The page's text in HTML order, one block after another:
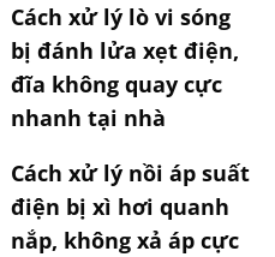
Cách xử lý lò vi sóng
bị đánh lửa xẹt điện,
đĩa không quay cực
nhanh tại nhà
Cách xử lý nồi áp suất
điện bị xì hơi quanh
nắp, không xả áp cực